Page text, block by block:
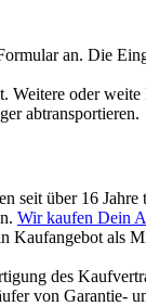
an. Die
oder
abtransportieren.
seit über 16
Wir kaufen Dein
Kaufangebot als
des
von Garantie-